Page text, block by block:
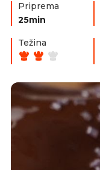
Priprema
25min
Težina